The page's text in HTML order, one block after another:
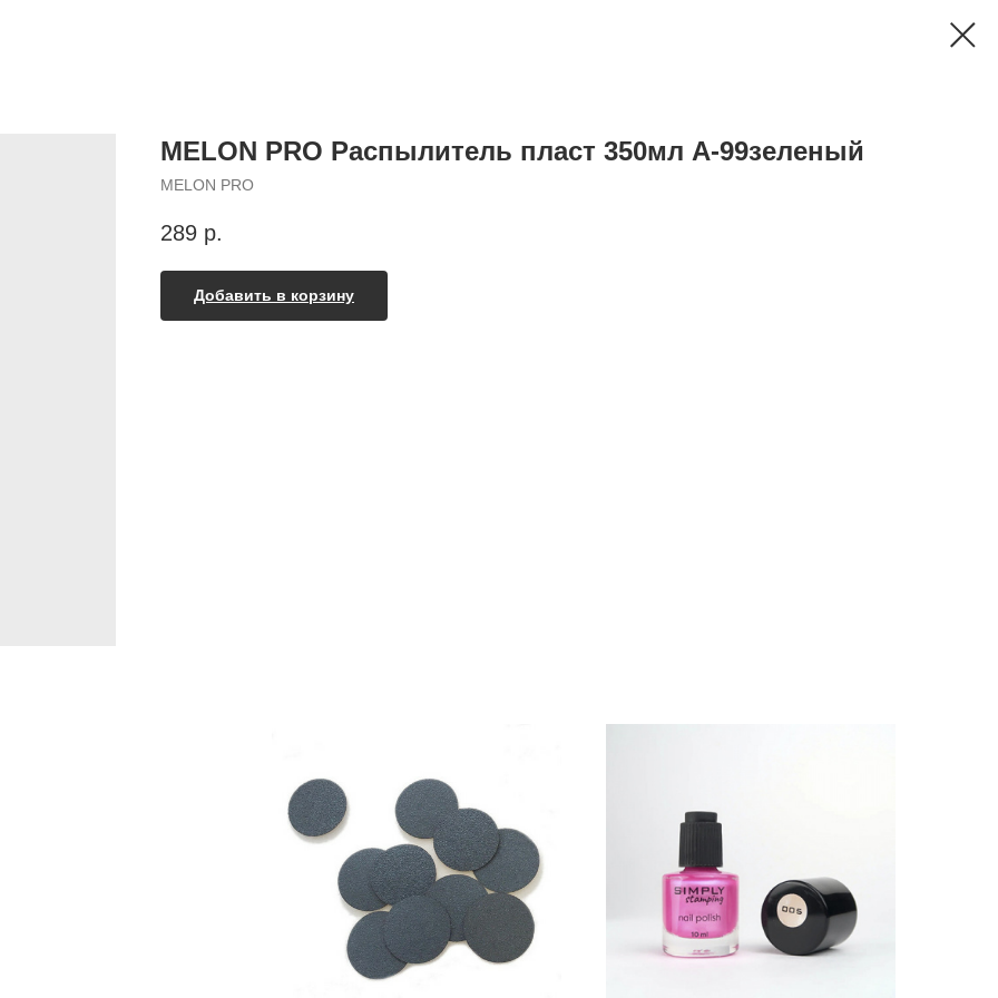
MELON PRO Распылитель пласт 350мл A-99зеленый
MELON PRO
289 р.
Добавить в корзину